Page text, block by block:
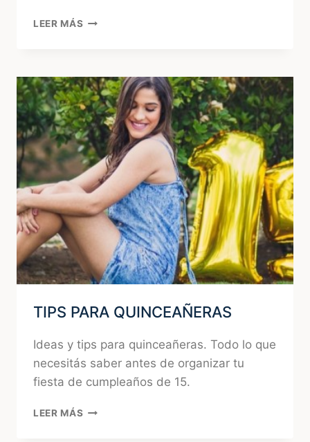
LEER MÁS VESTIDOS
VICTORIA
TIERNO
–
TIPS PARA QUINCEAÑERAS
Ideas y tips para quinceañeras. Todo lo que
necesitás saber antes de organizar tu
fiesta de cumpleaños de 15.
LEER MÁS TIPS